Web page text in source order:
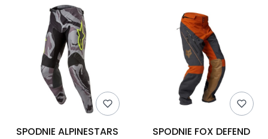
SPODNIE ALPINESTARS
SPODNIE FOX DEFEND